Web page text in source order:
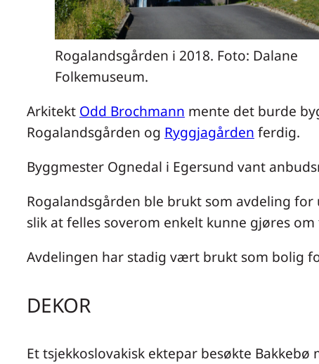
Rogalandsgården i 2018. Foto: Dalane
Folkemuseum.
Arkitekt Odd Brochmann mente det burde
Rogalandsgården og Ryggjagården ferdig.
Byggmester Ognedal i Egersund vant
Rogalandsgården ble brukt som avdeling
slik at felles soverom enkelt kunne gjøres
Avdelingen har stadig vært brukt som bolig
DEKOR
Et tsjekkoslovakisk ektepar besøkte Bakkebø